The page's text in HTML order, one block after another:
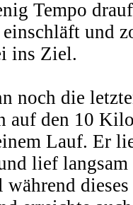
Tempo
und
ins Ziel.
noch die
auf den 10
Lauf. Er
lief
während